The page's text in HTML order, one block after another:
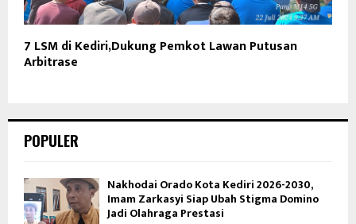
7 LSM di Kediri,Dukung Pemkot Lawan Putusan
Arbitrase
POPULER
Nakhodai Orado Kota Kediri 2026-2030,
Imam Zarkasyi Siap Ubah Stigma Domino
Jadi Olahraga Prestasi